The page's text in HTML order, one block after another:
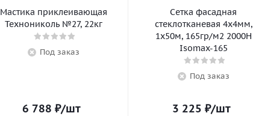
Мастика приклеивающая
Технониколь №27, 22кг
Под заказ
6 788 ₽/шт
Сетка фасадная
стеклотканевая 4х4мм,
1х50м, 165гр/м2 2000Н
Isomax-165
Под заказ
3 225 ₽/шт